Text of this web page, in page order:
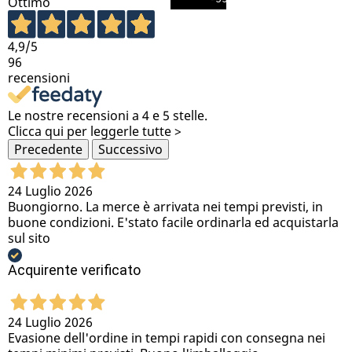
4,9/5
96
recensioni
Le nostre recensioni a 4 e 5 stelle.
Clicca qui per leggerle tutte >
Precedente
Successivo
24 Luglio 2026
Buongiorno. La merce è arrivata nei tempi previsti, in
buone condizioni. E'stato facile ordinarla ed acquistarla
sul sito
Acquirente verificato
24 Luglio 2026
Evasione dell'ordine in tempi rapidi con consegna nei